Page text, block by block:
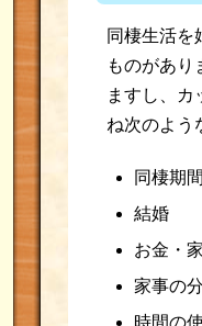
同棲生活を
ものがあり
ますし、カ
ね次のよう
同棲期間
結婚
お金・
家事の
時間の